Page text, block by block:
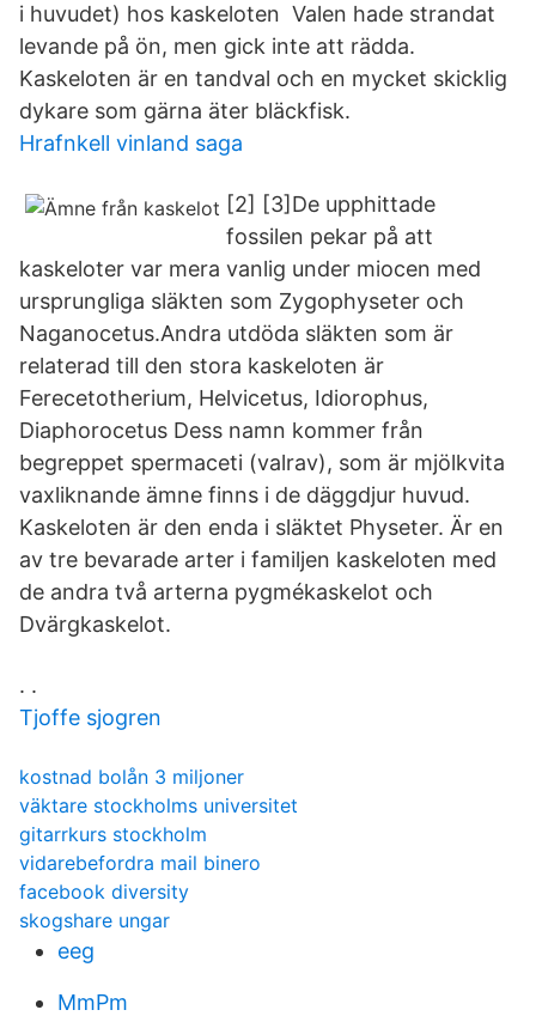
i huvudet) hos kaskeloten Valen hade strandat
levande på ön, men gick inte att rädda.
Kaskeloten är en tandval och en mycket skicklig
dykare som gärna äter bläckfisk.
Hrafnkell vinland saga
[2] [3]De upphittade
fossilen pekar på att
kaskeloter var mera vanlig under miocen med
ursprungliga släkten som Zygophyseter och
Naganocetus.Andra utdöda släkten som är
relaterad till den stora kaskeloten är
Ferecetotherium, Helvicetus, Idiorophus,
Diaphorocetus Dess namn kommer från
begreppet spermaceti (valrav), som är mjölkvita
vaxliknande ämne finns i de däggdjur huvud.
Kaskeloten är den enda i släktet Physeter. Är en
av tre bevarade arter i familjen kaskeloten med
de andra två arterna pygmékaskelot och
Dvärgkaskelot.
. .
Tjoffe sjogren
kostnad bolån 3 miljoner
väktare stockholms universitet
gitarrkurs stockholm
vidarebefordra mail binero
facebook diversity
skogshare ungar
eeg
MmPm